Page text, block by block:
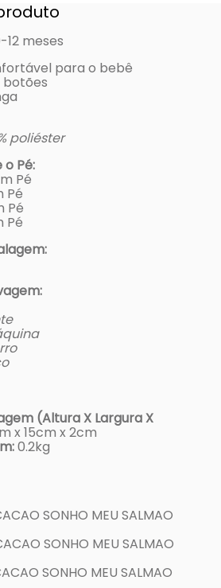
12 meses
para o bebê
poliéster
Pé:
Pé
Pé
Pé
Pé
(Altura X Largura X
x 15cm x 2cm
0.2kg
SONHO MEU SALMAO
SONHO MEU SALMAO
SONHO MEU SALMAO